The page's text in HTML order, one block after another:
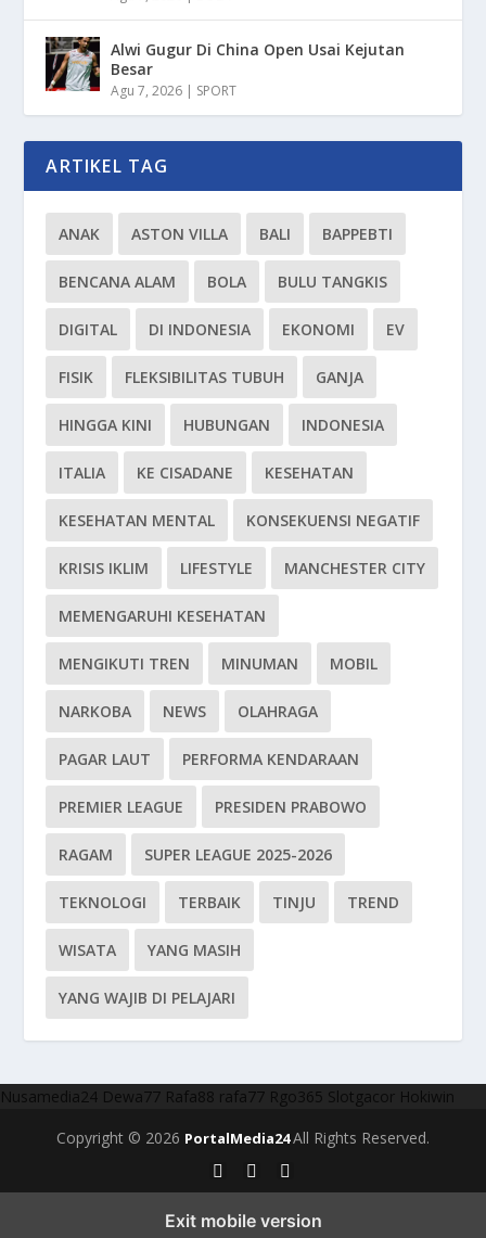
Alwi Gugur Di China Open Usai Kejutan
Besar
Agu 7, 2026 | SPORT
ARTIKEL TAG
ANAK ASTON VILLA BALI BAPPEBTI
BENCANA ALAM BOLA BULU TANGKIS
DIGITAL DI INDONESIA EKONOMI EV
FISIK FLEKSIBILITAS TUBUH GANJA
HINGGA KINI HUBUNGAN INDONESIA
ITALIA KE CISADANE KESEHATAN
KESEHATAN MENTAL KONSEKUENSI NEGATIF
KRISIS IKLIM LIFESTYLE MANCHESTER CITY
MEMENGARUHI KESEHATAN
MENGIKUTI TREN MINUMAN MOBIL
NARKOBA NEWS OLAHRAGA
PAGAR LAUT PERFORMA KENDARAAN
PREMIER LEAGUE PRESIDEN PRABOWO
RAGAM SUPER LEAGUE 2025-2026
TEKNOLOGI TERBAIK TINJU TREND
WISATA YANG MASIH
YANG WAJIB DI PELAJARI
Nusamedia24 Dewa77 Rafa88 rafa77 Rgo365 Slotgacor Hokiwin
Copyright © 2026 PortalMedia24All Rights Reserved.
Exit mobile version